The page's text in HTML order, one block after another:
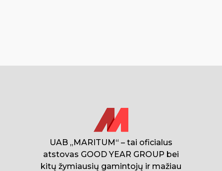
UAB „MARITUM“ – tai oficialus
atstovas GOOD YEAR GROUP bei
kitų žymiausių gamintojų ir mažiau